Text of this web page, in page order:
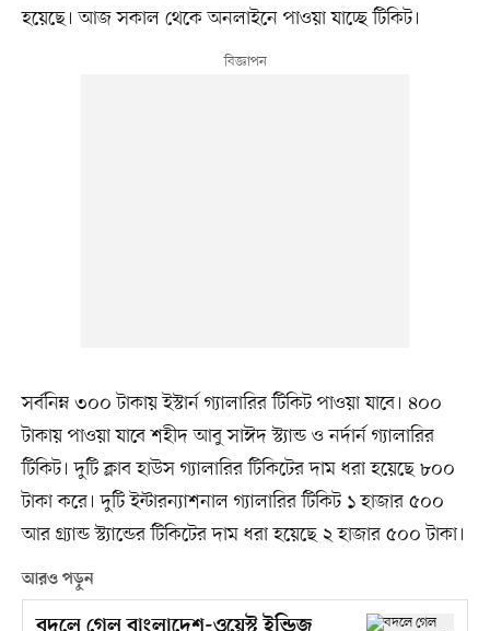
হয়েছে। আজ সকাল থেকে অনলাইনে পাওয়া যাচ্ছে টিকিট।
সর্বনিম্ন ৩০০ টাকায় ইস্টার্ন গ্যালারির টিকিট পাওয়া যাবে। ৪০০
টাকায় পাওয়া যাবে শহীদ আবু সাঈদ স্ট্যান্ড ও নর্দার্ন গ্যালারির
টিকিট। দুটি ক্লাব হাউস গ্যালারির টিকিটের দাম ধরা হয়েছে ৮০০
টাকা করে। দুটি ইন্টারন্যাশনাল গ্যালারির টিকিট ১ হাজার ৫০০
আর গ্র‍্যান্ড স্ট্যান্ডের টিকিটের দাম ধরা হয়েছে ২ হাজার ৫০০ টাকা।
আরও পড়ুন